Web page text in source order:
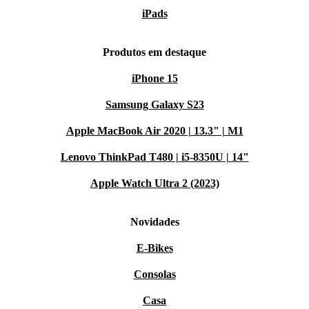
iPads
Produtos em destaque
iPhone 15
Samsung Galaxy S23
Apple MacBook Air 2020 | 13.3" | M1
Lenovo ThinkPad T480 | i5-8350U | 14"
Apple Watch Ultra 2 (2023)
Novidades
E-Bikes
Consolas
Casa